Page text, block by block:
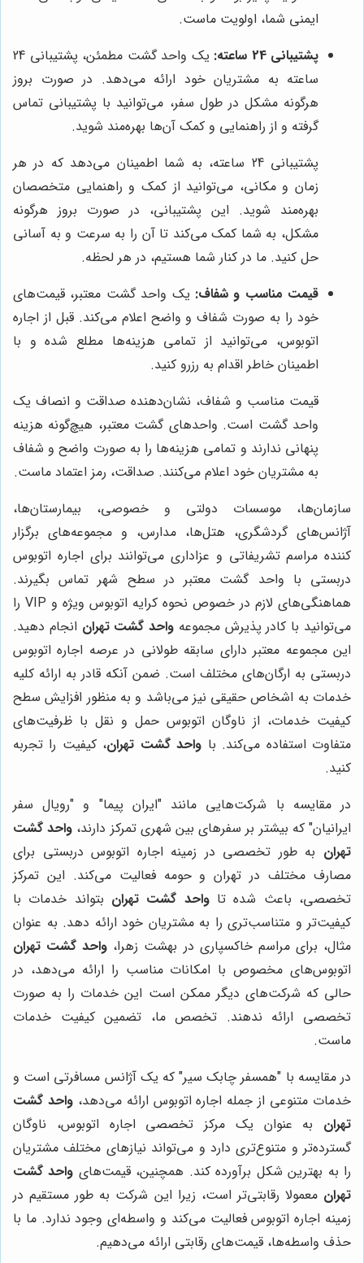
ایمنی شما، اولویت ماست.
پشتیبانی 24 ساعته:
یک واحد گشت مطمئن، پشتیبانی 24
ساعته به مشتریان خود ارائه می‌دهد. در صورت بروز
هرگونه مشکل در طول سفر، می‌توانید با پشتیبانی تماس
گرفته و از راهنمایی و کمک آن‌ها بهره‌مند شوید.
پشتیبانی 24 ساعته، به شما اطمینان می‌دهد که در هر
زمان و مکانی، می‌توانید از کمک و راهنمایی متخصصان
بهره‌مند شوید. این پشتیبانی، در صورت بروز هرگونه
مشکل، به شما کمک می‌کند تا آن را به سرعت و به آسانی
حل کنید. ما در کنار شما هستیم، در هر لحظه.
قیمت مناسب و شفاف: یک واحد گشت معتبر، قیمت‌های
خود را به صورت شفاف و واضح اعلام می‌کند. قبل از اجاره
اتوبوس، می‌توانید از تمامی هزینه‌ها مطلع شده و با
اطمینان خاطر اقدام به رزرو کنید.
قیمت مناسب و شفاف، نشان‌دهنده صداقت و انصاف یک
واحد گشت است. واحدهای گشت معتبر، هیچ‌گونه هزینه
پنهانی ندارند و تمامی هزینه‌ها را به صورت واضح و شفاف
به مشتریان خود اعلام می‌کنند. صداقت، رمز اعتماد ماست.
سازمان‌ها، موسسات دولتی و خصوصی، بیمارستان‌ها،
آژانس‌های گردشگری، هتل‌ها، مدارس، و مجموعه‌های برگزار
کننده مراسم تشریفاتی و عزاداری می‌توانند برای اجاره اتوبوس
دربستی با واحد گشت معتبر در سطح شهر تماس بگیرند.
هماهنگی‌های لازم در خصوص نحوه کرایه اتوبوس ویژه و VIP را
می‌توانید با کادر پذیرش مجموعه واحد گشت تهران انجام دهید.
این مجموعه معتبر دارای سابقه طولانی در عرصه اجاره اتوبوس
دربستی به ارگان‌های مختلف است. ضمن آنکه قادر به ارائه کلیه
خدمات به اشخاص حقیقی نیز می‌باشد و به منظور افزایش سطح
کیفیت خدمات، از ناوگان اتوبوس حمل و نقل با ظرفیت‌های
متفاوت استفاده می‌کند. با واحد گشت تهران، کیفیت را تجربه
کنید.
در مقایسه با شرکت‌هایی مانند "ایران پیما" و "رویال سفر
ایرانیان" که بیشتر بر سفرهای بین شهری تمرکز دارند، واحد گشت
تهران به طور تخصصی در زمینه اجاره اتوبوس دربستی برای
مصارف مختلف در تهران و حومه فعالیت می‌کند. این تمرکز
تخصصی، باعث شده تاواحد گشت تهران بتواند خدمات با
کیفیت‌تر و متناسب‌تری را به مشتریان خود ارائه دهد. به عنوان
مثال، برای مراسم خاکسپاری در بهشت زهرا، واحد گشت تهران
اتوبوس‌های مخصوص با امکانات مناسب را ارائه می‌دهد، در
حالی که شرکت‌های دیگر ممکن است این خدمات را به صورت
تخصصی ارائه ندهند. تخصص ما، تضمین کیفیت خدمات
ماست.
در مقایسه با "همسفر چابک سیر" که یک آژانس مسافرتی است و
خدمات متنوعی از جمله اجاره اتوبوس ارائه می‌دهد،واحد گشت
تهران به عنوان یک مرکز تخصصی اجاره اتوبوس، ناوگان
گسترده‌تر و متنوع‌تری دارد و می‌تواند نیازهای مختلف مشتریان
را به بهترین شکل برآورده کند. همچنین، قیمت‌های واحد گشت
تهران معمولا رقابتی‌تر است، زیرا این شرکت به طور مستقیم در
زمینه اجاره اتوبوس فعالیت می‌کند و واسطه‌ای وجود ندارد. ما با
حذف واسطه‌ها، قیمت‌های رقابتی ارائه می‌دهیم.